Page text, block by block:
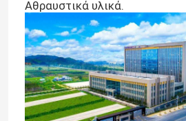
Αθραυστικά υλικά.